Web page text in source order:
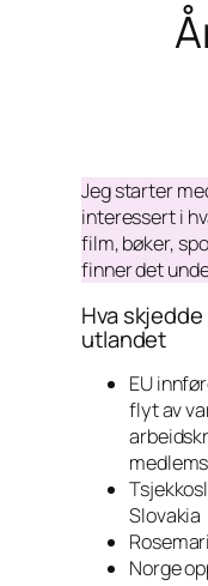
Jeg starter
interessert i
film, bøker,
finner det
Hva
utlandet
EU
flyt av
Slovakia
Norge